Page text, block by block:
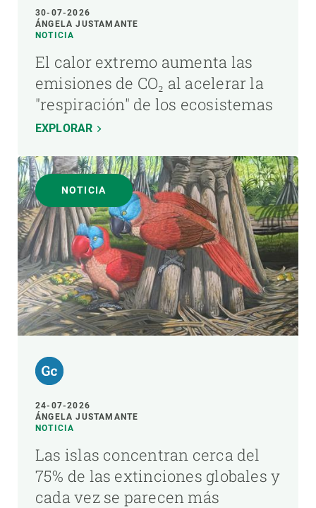
30-07-2026
ÁNGELA JUSTAMANTE
NOTICIA
El calor extremo aumenta las
emisiones de CO₂ al acelerar la
"respiración" de los ecosistemas
EXPLORAR
NOTICIA
24-07-2026
ÁNGELA JUSTAMANTE
NOTICIA
Las islas concentran cerca del
75% de las extinciones globales y
cada vez se parecen más